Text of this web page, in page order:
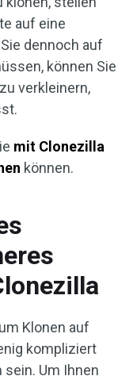
auf eine
dennoch auf
können Sie
verkleinern,
mit Clonezilla
können.
Klonen auf
kompliziert
Um Ihnen